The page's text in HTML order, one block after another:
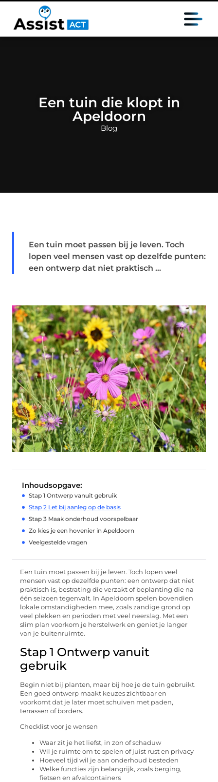
Een tuin die klopt in
Apeldoorn
Blog
Een tuin moet passen bij je leven. Toch
lopen veel mensen vast op dezelfde punten:
een ontwerp dat niet praktisch ...
Inhoudsopgave:
Stap 1 Ontwerp vanuit gebruik
Stap 2 Let bij aanleg op de basis
Stap 3 Maak onderhoud voorspelbaar
Zo kies je een hovenier in Apeldoorn
Veelgestelde vragen
Een tuin moet passen bij je leven. Toch lopen veel
mensen vast op dezelfde punten: een ontwerp dat niet
praktisch is, bestrating die verzakt of beplanting die na
één seizoen tegenvalt. In Apeldoorn spelen bovendien
lokale omstandigheden mee, zoals zandige grond op
veel plekken en perioden met veel neerslag. Met een
slim plan voorkom je herstelwerk en geniet je langer
van je buitenruimte.
Stap 1 Ontwerp vanuit
gebruik
Begin niet bij planten, maar bij hoe je de tuin gebruikt.
Een goed ontwerp maakt keuzes zichtbaar en
voorkomt dat je later moet schuiven met paden,
terrassen of borders.
Checklist voor je wensen
Waar zit je het liefst, in zon of schaduw
Wil je ruimte om te spelen of juist rust en privacy
Hoeveel tijd wil je aan onderhoud besteden
Welke functies zijn belangrijk, zoals berging,
fietsen en afvalcontainers